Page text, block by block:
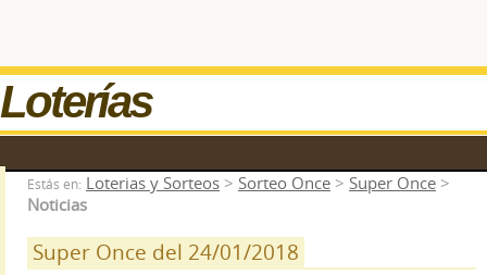
Loterías
Estás en: Loterias y Sorteos > Sorteo Once > Super Once >
Noticias
Super Once del 24/01/2018